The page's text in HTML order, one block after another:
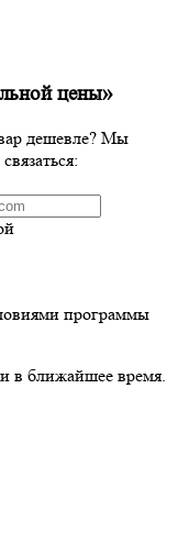
цены»
дешевле? Мы
программы
в ближайшее время.